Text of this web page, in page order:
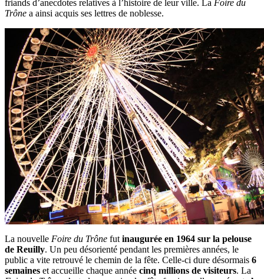
friands d’anecdotes relatives à l’histoire de leur ville. La Foire du
Trône a ainsi acquis ses lettres de noblesse.
La nouvelle Foire du Trône fut inaugurée en 1964 sur la pelouse
de Reuilly. Un peu désorienté pendant les premières années, le
public a vite retrouvé le chemin de la fête. Celle-ci dure désormais 6
semaines et accueille chaque année cinq millions de visiteurs. La